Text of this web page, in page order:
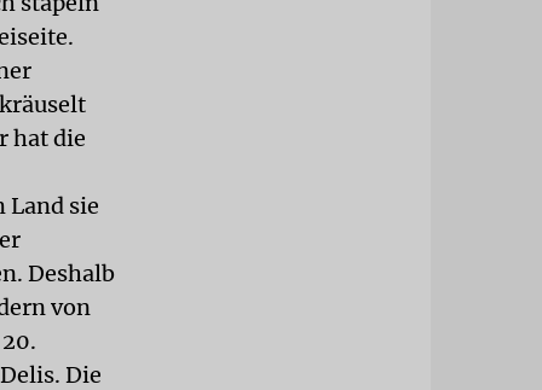
hat die
Land sie
Deshalb
von
Die